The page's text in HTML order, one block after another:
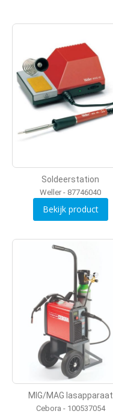
Soldeerstation
Weller - 87746040
Bekijk product
MIG/MAG lasapparaat
Cebora - 100537054